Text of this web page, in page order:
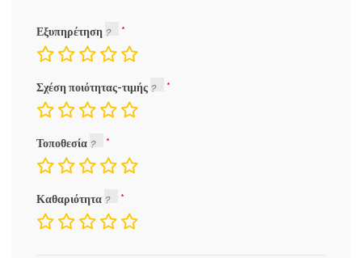
Εξυπηρέτηση
Σχέση ποιότητας-τιμής
Τοποθεσία
Καθαριότητα